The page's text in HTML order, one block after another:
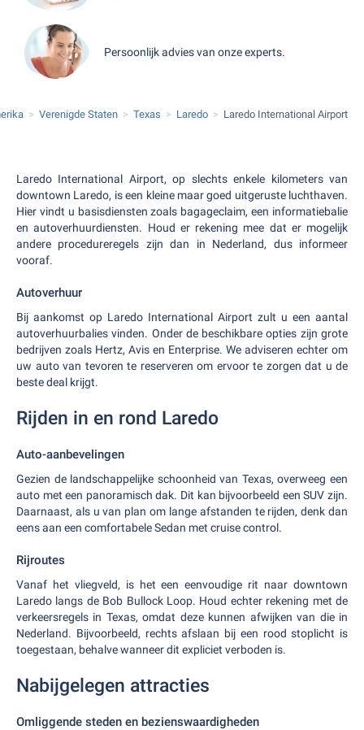
Persoonlijk advies van onze experts.
Verenigde Staten Texas Laredo Laredo International Airport
Laredo International Airport, op slechts enkele kilometers van
downtown Laredo, is een kleine maar goed uitgeruste luchthaven.
Hier vindt u basisdiensten zoals bagageclaim, een informatiebalie
en autoverhuurdiensten. Houd er rekening mee dat er mogelijk
andere procedureregels zijn dan in Nederland, dus informeer
vooraf.
Autoverhuur
Bij aankomst op Laredo International Airport zult u een aantal
autoverhuurbalies vinden. Onder de beschikbare opties zijn grote
bedrijven zoals Hertz, Avis en Enterprise. We adviseren echter om
uw auto van tevoren te reserveren om ervoor te zorgen dat u de
beste deal krijgt.
Rijden in en rond Laredo
Auto-aanbevelingen
Gezien de landschappelijke schoonheid van Texas, overweeg een
auto met een panoramisch dak. Dit kan bijvoorbeeld een SUV zijn.
Daarnaast, als u van plan om lange afstanden te rijden, denk dan
eens aan een comfortabele Sedan met cruise control.
Rijroutes
Vanaf het vliegveld, is het een eenvoudige rit naar downtown
Laredo langs de Bob Bullock Loop. Houd echter rekening met de
verkeersregels in Texas, omdat deze kunnen afwijken van die in
Nederland. Bijvoorbeeld, rechts afslaan bij een rood stoplicht is
toegestaan, behalve wanneer dit expliciet verboden is.
Nabijgelegen attracties
Omliggende steden en bezienswaardigheden